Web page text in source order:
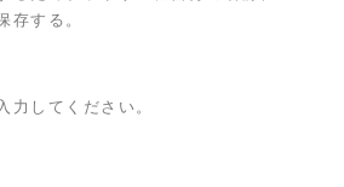
存する。
してください。